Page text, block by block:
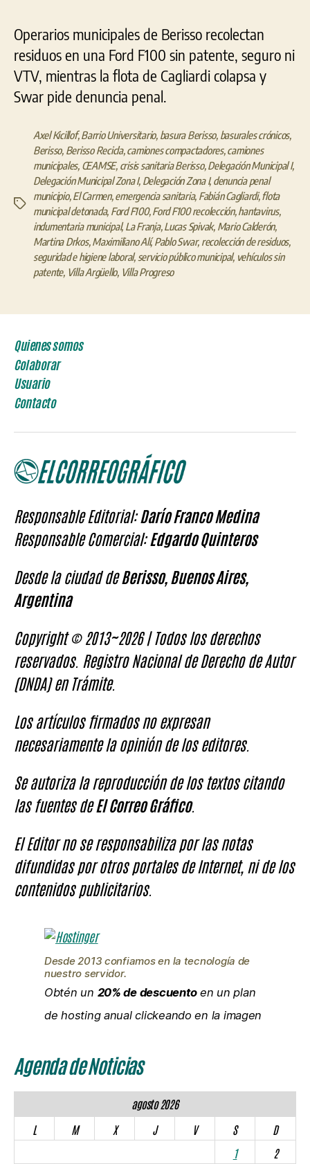
Operarios municipales de Berisso recolectan
residuos en una Ford F100 sin patente, seguro ni
VTV, mientras la flota de Cagliardi colapsa y
Swar pide denuncia penal.
Etiquetas
Axel Kicillof,Barrio Universitario, basura Berisso, basurales crónicos,
Berisso, Berisso Recicla,camiones compactadores,camiones
municipales, CEAMSE, crisis sanitaria Berisso,Delegación Municipal I,
Delegación Municipal Zona I, Delegación Zona I, denuncia penal
municipio,El Carmen,emergencia sanitaria, Fabián Cagliardi,flota
municipal detonada, Ford F100,Ford F100 recolección,hantavirus,
indumentaria municipal,La Franja,Lucas Spivak, Mario Calderón,
Martina Drkos,Maximiliano Alí,Pablo Swar, recolección de residuos,
seguridad e higiene laboral, servicio público municipal, vehículos sin
patente, Villa Argüello, Villa Progreso
Quienes somos
Colaborar
Usuario
Contacto
Responsable Editorial:Darío Franco Medina
Responsable Comercial:Edgardo Quinteros
Desde la ciudad deBerisso, Buenos Aires,
Argentina
Copyright © 2013~2026 | Todos los derechos
reservados. Registro Nacional de Derecho de Autor
(DNDA) en Trámite.
Los artículos firmados no expresan
necesariamente la opinión de los editores.
Se autoriza la reproducción de los textos citando
las fuentes deEl Correo Gráfico.
El Editor no se responsabiliza por las notas
difundidas por otros portales de Internet, ni de los
contenidos publicitarios.
Desde 2013 confiamos en la tecnología de
nuestro servidor.
Obtén un 20% de descuentoen un plan
de hosting anual clickeando en la imagen
Agenda de Noticias
agosto 2026
L
M X J V S
D
1
2